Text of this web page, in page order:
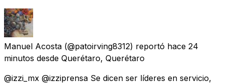
Manuel Acosta (@patoirving8312) reportó hace 24
minutos desde Querétaro, Querétaro
@izzi_mx @izziprensa Se dicen ser líderes en servicio,